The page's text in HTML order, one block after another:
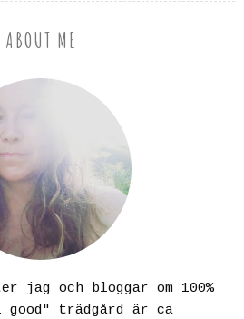
ABOUT ME
jag och bloggar om 100%
trädgård är ca